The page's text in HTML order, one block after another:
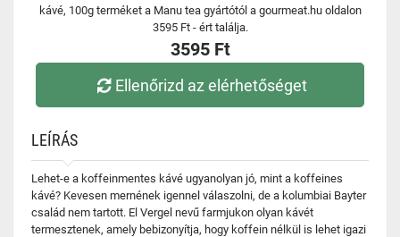
kávé, 100g terméket a Manu tea gyártótól a gourmeat.hu oldalon
3595 Ft - ért találja.
3595 Ft
Ellenőrizd az elérhetőséget
LEÍRÁS
Lehet-e a koffeinmentes kávé ugyanolyan jó, mint a koffeines
kávé? Kevesen mernének igennel válaszolni, de a kolumbiai Bayter
család nem tartott. El Vergel nevű farmjukon olyan kávét
termesztenek, amely bebizonyítja, hogy koffein nélkül is lehet igazi